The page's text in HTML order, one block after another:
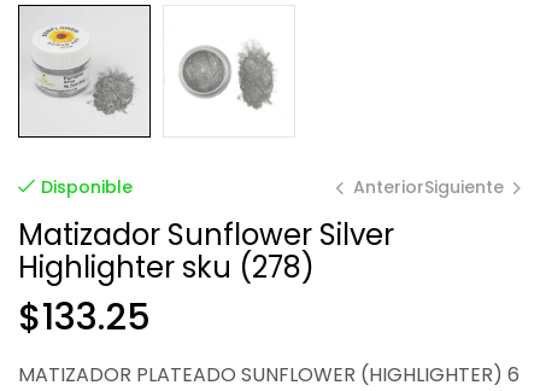
Disponible AnteriorSiguiente
Matizador Sunflower Silver
Highlighter sku (278)
$133.25
MATIZADOR PLATEADO SUNFLOWER (HIGHLIGHTER) 6